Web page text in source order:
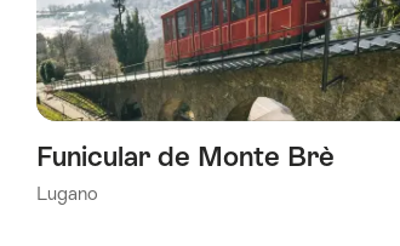
Funicular de Monte Brè
Lugano